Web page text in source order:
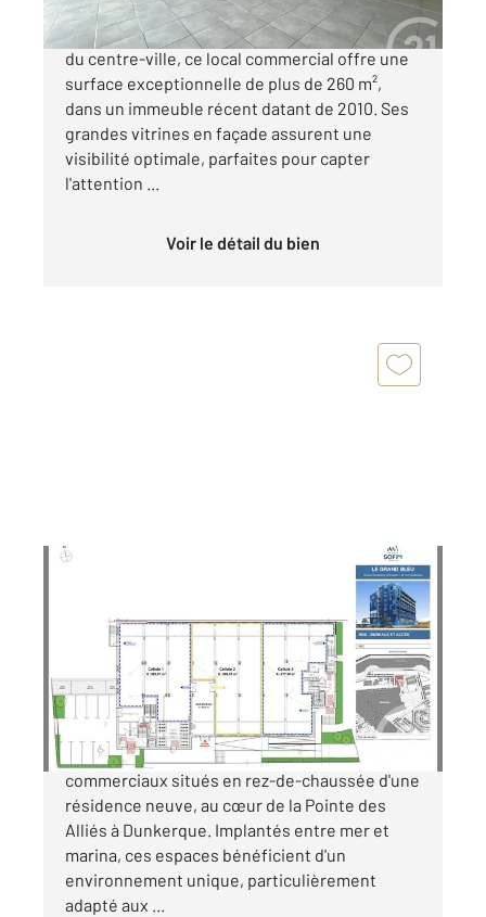
DUNKERQUE 59140 Idéalement situé proche
du centre-ville, ce local commercial offre une
surface exceptionnelle de plus de 260 m²,
dans un immeuble récent datant de 2010. Ses
grandes vitrines en façade assurent une
visibilité optimale, parfaites pour capter
l'attention ...
Voir le détail du bien
Ref : 9420
à vendre
648 000 €
L'agence Century 21 vous présente des locaux
commerciaux situés en rez-de-chaussée d'une
résidence neuve, au cœur de la Pointe des
Alliés à Dunkerque. Implantés entre mer et
marina, ces espaces bénéficient d'un
environnement unique, particulièrement
adapté aux ...